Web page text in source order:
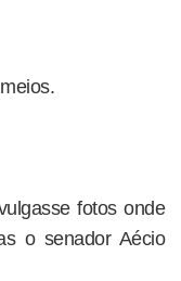
fotos onde
o senador Aécio